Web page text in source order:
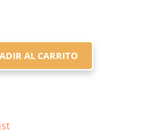
AL CARRITO